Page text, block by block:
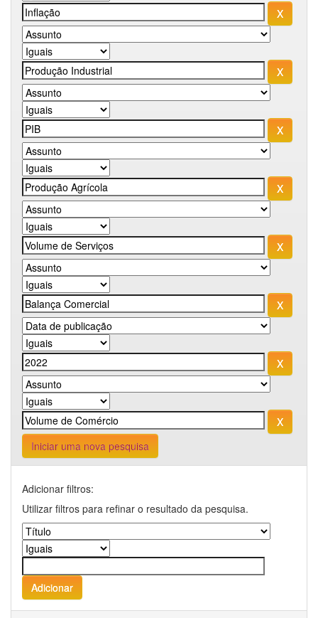
Iniciar uma nova pesquisa
Adicionar filtros:
Utilizar filtros para refinar o resultado da pesquisa.